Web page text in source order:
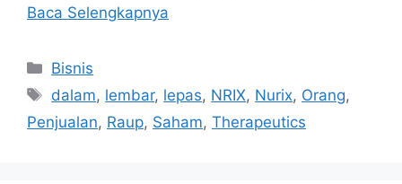
Baca Selengkapnya
Kategori
Bisnis
Tag
dalam, lembar, lepas, NRIX, Nurix, Orang,
Penjualan, Raup, Saham, Therapeutics